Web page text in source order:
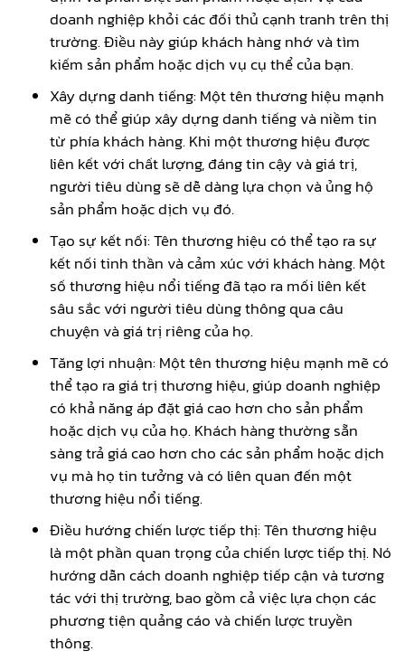
doanh nghiệp khỏi các đối thủ cạnh tranh trên thị
trường. Điều này giúp khách hàng nhớ và tìm
kiếm sản phẩm hoặc dịch vụ cụ thể của bạn.
Xây dựng danh tiếng: Một tên thương hiệu mạnh
mẽ có thể giúp xây dựng danh tiếng và niềm tin
từ phía khách hàng. Khi một thương hiệu được
liên kết với chất lượng, đáng tin cậy và giá trị,
người tiêu dùng sẽ dễ dàng lựa chọn và ủng hộ
sản phẩm hoặc dịch vụ đó.
Tạo sự kết nối: Tên thương hiệu có thể tạo ra sự
kết nối tinh thần và cảm xúc với khách hàng. Một
số thương hiệu nổi tiếng đã tạo ra mối liên kết
sâu sắc với người tiêu dùng thông qua câu
chuyện và giá trị riêng của họ.
Tăng lợi nhuận: Một tên thương hiệu mạnh mẽ có
thể tạo ra giá trị thương hiệu, giúp doanh nghiệp
có khả năng áp đặt giá cao hơn cho sản phẩm
hoặc dịch vụ của họ. Khách hàng thường sẵn
sàng trả giá cao hơn cho các sản phẩm hoặc dịch
vụ mà họ tin tưởng và có liên quan đến một
thương hiệu nổi tiếng.
Điều hướng chiến lược tiếp thị: Tên thương hiệu
là một phần quan trọng của chiến lược tiếp thị. Nó
hướng dẫn cách doanh nghiệp tiếp cận và tương
tác với thị trường, bao gồm cả việc lựa chọn các
phương tiện quảng cáo và chiến lược truyền
thông.